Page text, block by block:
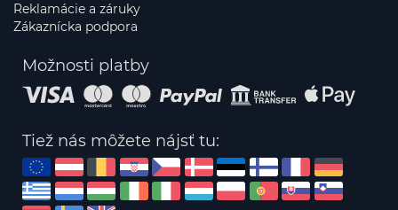
Reklamácie a záruky
Zákaznícka podpora
Možnosti platby
Tiež nás môžete nájsť tu: